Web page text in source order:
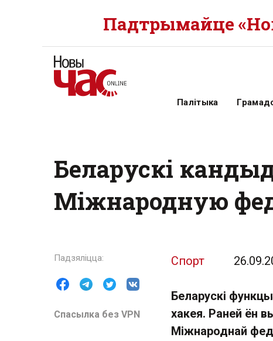
Падтрымайце
Палітыка
Беларускі
Міжнародную
Спасылка без VPN
Спорт
Беларускі
хакея. Раней ён
Міжнароднай